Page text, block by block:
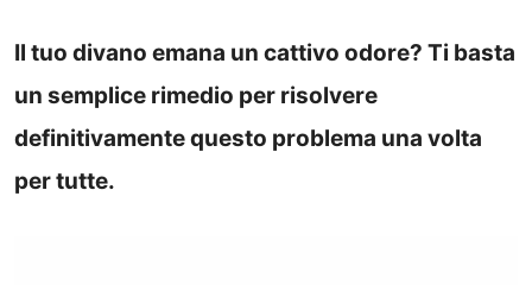
Il tuo divano emana un cattivo odore? Ti basta
un semplice rimedio per risolvere
definitivamente questo problema una volta
per tutte.